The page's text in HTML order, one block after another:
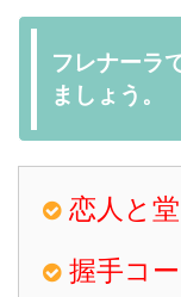
フレナーラ
ましょう。
恋人と
握手コ